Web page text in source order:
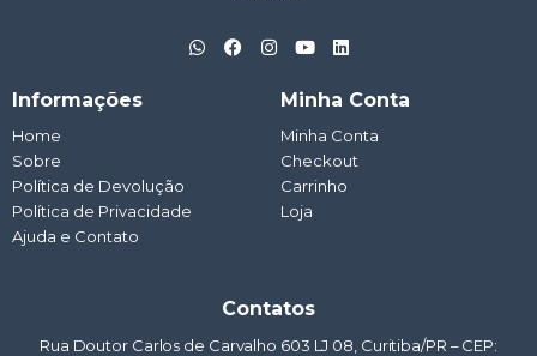
W
h
F
a
I
n
m
Y
o
t
u
b
e
L
i
k
e
d
i
n
Informações
Home
Sobre
Política de Devolução
Política de Privacidade
Ajuda e Contato
Minha Conta
Minha Conta
Checkout
Carrinho
Loja
Contatos
Rua Doutor Carlos de Carvalho 603 LJ 08, Curitiba/PR – CEP: